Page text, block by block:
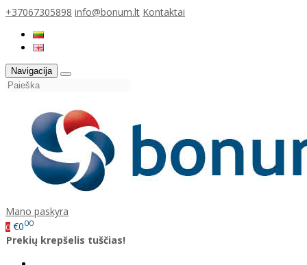
+37067305898 info@bonum.lt Kontaktai
Navigacija
Mano paskyra
0 €000
Prekių krepšelis tuščias!